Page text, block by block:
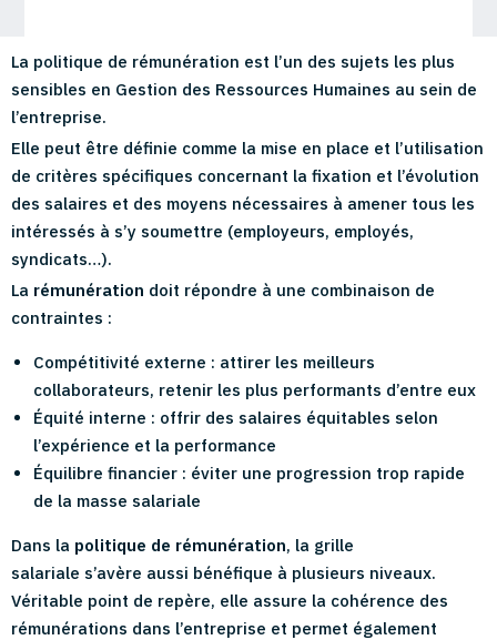
La politique de rémunération est l’un des sujets les plus
sensibles en Gestion des Ressources Humaines au sein de
l’entreprise.
Elle peut être définie comme la mise en place et l’utilisation
de critères spécifiques concernant la fixation et l’évolution
des salaires et des moyens nécessaires à amener tous les
intéressés à s’y soumettre (employeurs, employés,
syndicats…).
La rémunération doit répondre à une combinaison de
contraintes :
Compétitivité externe : attirer les meilleurs
collaborateurs, retenir les plus performants d’entre eux
Équité interne : offrir des salaires équitables selon
l’expérience et la performance
Équilibre financier : éviter une progression trop rapide
de la masse salariale
Dans la politique de rémunération, la grille
salariale s’avère aussi bénéfique à plusieurs niveaux.
Véritable point de repère, elle assure la cohérence des
rémunérations dans l’entreprise et permet également